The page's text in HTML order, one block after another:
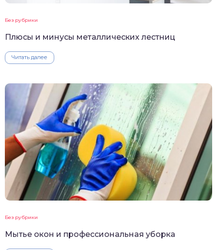
Без рубрики
Плюсы и минусы металлических лестниц
Читать далее
Без рубрики
Мытье окон и профессиональная уборка